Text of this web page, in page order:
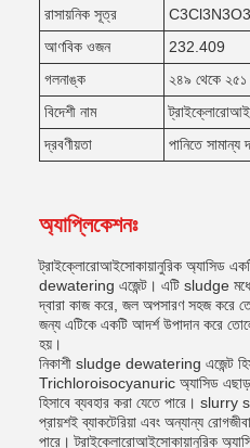
রাসায়নিক সূত্র
C3Cl3N3O3
আণবিক ওজন
232.409
গলনাঙ্ক
২৪৯ থেকে ২৫১
বিদেশী নাম
দ্রবণীয়তা
পানিতে সামান্য
অ্যাপ্লিকেশনঃ
ট্রাইক্লোরোআইসোকায়ানুরিক অ্যাসিড
dewatering এজেন্ট। এটি sludge
দ্বারা কাজ করে, জল অপসারণ সহজ করে
জন্য এটিকে একটি আদর্শ উপাদান করে
হয়।
নিকাশী sludge dewatering এজেন্ট
Trichloroisocyanuric অ্যাসিড
হিসাবে ব্যবহার করা যেতে পারে। slurry
প্রায়শই ব্যাকটেরিয়া এবং অন্যান্য
পারে। ট্রাইক্লোরোআইসোকায়ানুরিক